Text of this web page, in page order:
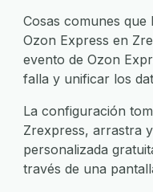
Cosas comunes
Ozon Express en
evento de Ozon
falla y unificar los
La configuración
Zrexpress, arrastra
personalizada
través de una